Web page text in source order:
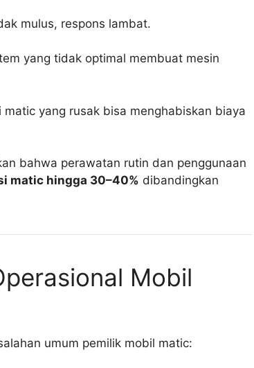
mulus, respons lambat.
yang tidak optimal membuat mesin
matic yang rusak bisa menghabiskan biaya
bahwa perawatan rutin dan penggunaan
matic hingga 30–40% dibandingkan
Mobil
umum pemilik mobil matic: